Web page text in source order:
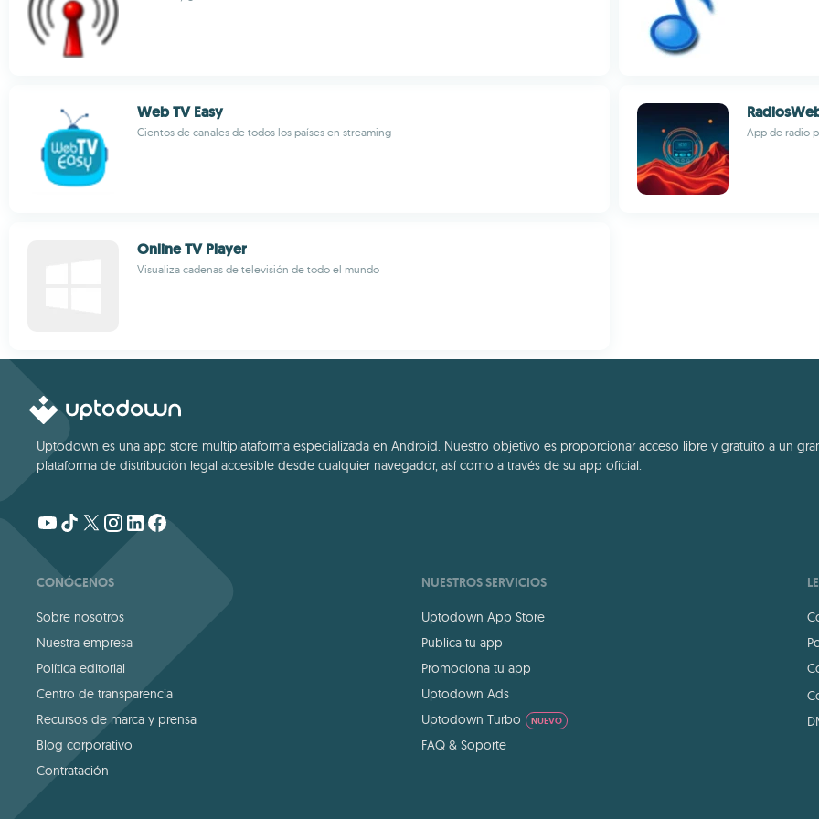
Web TV Easy
Cientos de canales de todos los países en streaming App de radio
Online TV Player
Visualiza cadenas de televisión de todo el mundo
Uptodown es una app store multiplataforma especializada en Android. Nuestro objetivo es proporcionar acceso libre y gratuito a un
plataforma de distribución legal accesible desde cualquier navegador, así como a través de su app oficial.
CONÓCENOS
Sobre nosotros
Nuestra empresa
Política editorial
Centro de transparencia
Recursos de marca y prensa
Blog corporativo
Contratación
NUESTROS SERVICIOS
Uptodown App Store
Publica tu app
Promociona tu app
Uptodown Ads
Uptodown Turbo
NUEVO
FAQ & Soporte